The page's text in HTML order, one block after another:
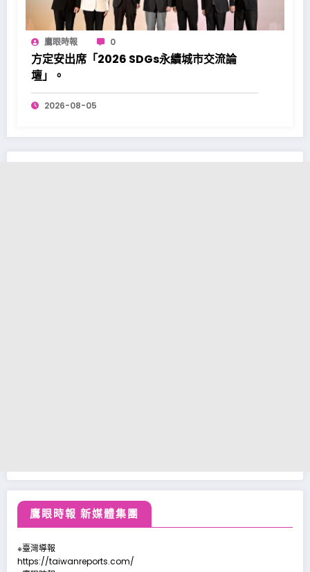
鷹眼時報 0
方定安出席「2026 SDGs永續城市交流論
壇」。
2026-08-05
鷹眼時報 新媒體集團
※臺灣導報
https://taiwanreports.com/